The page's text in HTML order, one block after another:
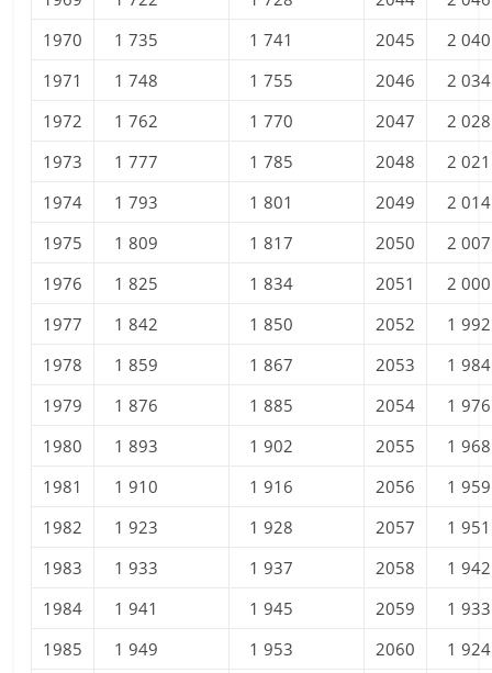
1970
1 735 1 741 2045
2 040
1971
1 748 1 755 2046
2 034
1972
1 762 1 770 2047
2 028
1973
1 777 1 785 2048
2 021
1974
1 793 1 801 2049
2 014
1975
1 809 1 817 2050
2 007
1976
1 825 1 834 2051
2 000
1977
1 842 1 850 2052
1 992
1978
1 859 1 867 2053
1 984
1979
1 876 1 885 2054
1 976
1980
1 893 1 902 2055
1 968
1981
1 910 1 916 2056
1 959
1982
1 923 1 928 2057
1 951
1983
1 933 1 937 2058
1 942
1984
1 941 1 945 2059
1 933
1985
1 949 1 953 2060
1 924